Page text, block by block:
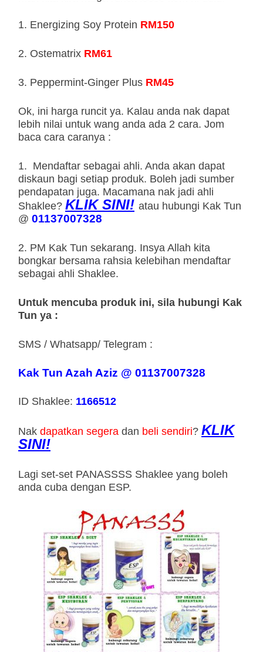
1. Energizing Soy Protein RM150
2. Ostematrix RM61
3. Peppermint-Ginger Plus RM45
Ok, ini harga runcit ya. Kalau anda nak dapat
lebih nilai untuk wang anda ada 2 cara. Jom
baca cara caranya :
1. Mendaftar sebagai ahli. Anda akan dapat
diskaun bagi setiap produk. Boleh jadi sumber
pendapatan juga. Macamana nak jadi ahli
Shaklee? KLIK SINI! atau hubungi Kak Tun
@ 01137007328
2. PM Kak Tun sekarang. Insya Allah kita
bongkar bersama rahsia kelebihan mendaftar
sebagai ahli Shaklee.
Untuk mencuba produk ini, sila hubungi Kak
Tun ya :
SMS / Whatsapp/ Telegram :
Kak Tun Azah Aziz @ 01137007328
ID Shaklee: 1166512
Nak dapatkan segera dan beli sendiri? KLIK
SINI!
Lagi set-set PANASSSS Shaklee yang boleh
anda cuba dengan ESP.